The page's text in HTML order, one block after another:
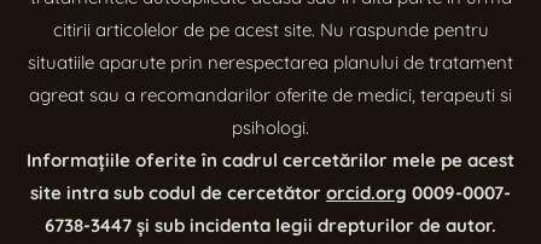
citirii articolelor de pe acest site. Nu raspunde pentru
situatiile aparute prin nerespectarea planului de tratament
agreat sau a recomandarilor oferite de medici, terapeuti si
psihologi.
Informațiile oferite în cadrul cercetărilor mele pe acest
site intra sub codul de cercetător orcid.org 0009-0007-
6738-3447 și sub incidenta legii drepturilor de autor.